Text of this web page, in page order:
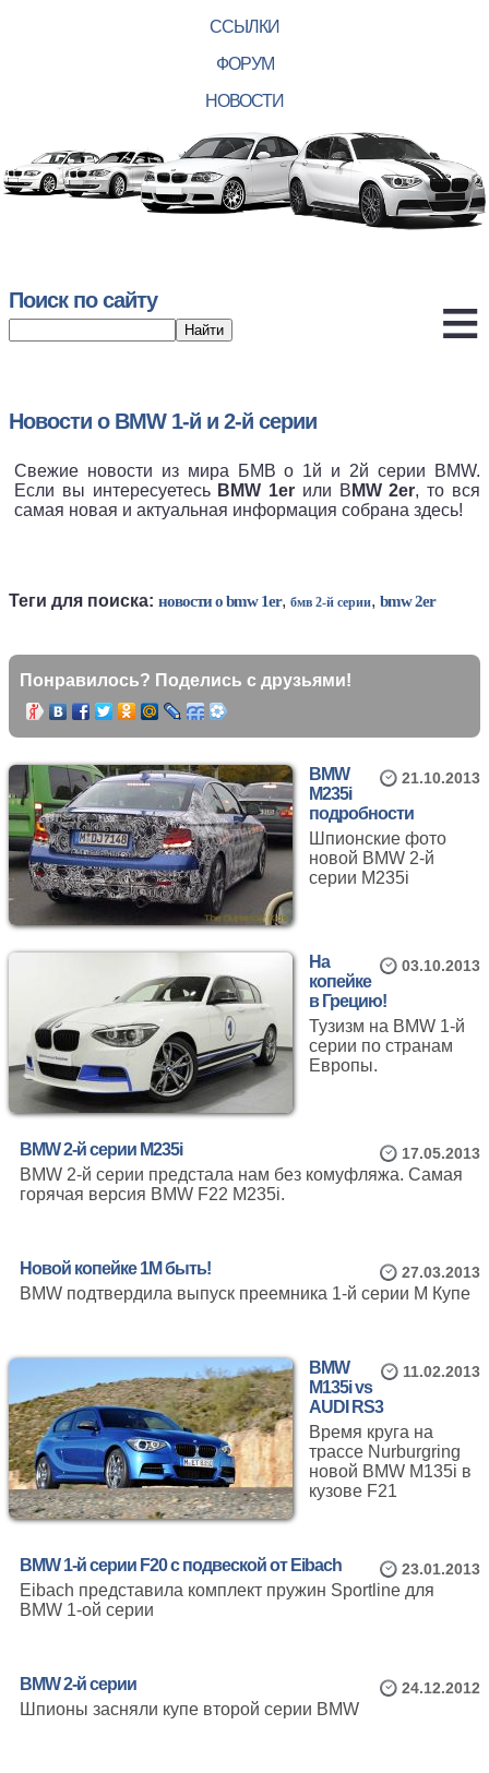
ССЫЛКИ
ФОРУМ
НОВОСТИ
Поиск по сайту
Новости о BMW 1-й и 2-й серии
Свежие новости из мира БМВ о 1й и 2й серии BMW.
Если вы интересуетесь BMW 1er или B MW 2er, то вся
самая новая и актуальная информация собрана здесь!
Теги для поиска: новости о bmw 1er, бмв 2-й серии, bmw 2er
Понравилось? Поделись с друзьями!
21.10.2013
BMW
M235i
подробности
Шпионские фото
новой BMW 2-й
серии M235i
03.10.2013
На
копейке
в Грецию!
Тузизм на BMW 1-й
серии по странам
Европы.
17.05.2013
BMW 2-й серии M235i
BMW 2-й серии предстала нам без комуфляжа. Самая
горячая версия BMW F22 M235i.
27.03.2013
Новой копейке 1М быть!
BMW подтвердила выпуск преемника 1-й серии M Купе
11.02.2013
BMW
M135i vs
AUDI RS3
Время круга на
трассе Nurburgring
новой BMW M135i в
кузове F21
23.01.2013
BMW 1-й серии F20 с подвеской от Eibach
Eibach представила комплект пружин Sportline для
BMW 1-ой серии
24.12.2012
BMW 2-й серии
Шпионы засняли купе второй серии BMW